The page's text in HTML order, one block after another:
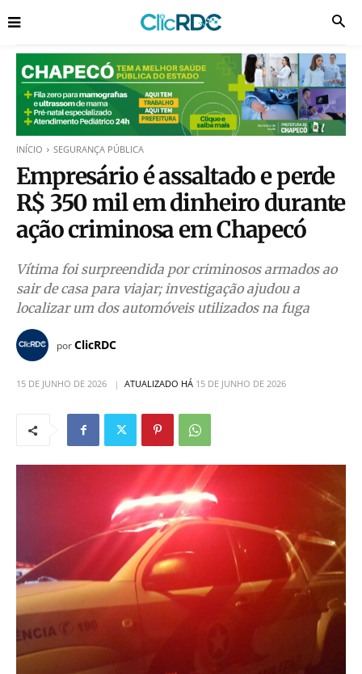
INÍCIO SEGURANÇA PÚBLICA
Empresário é assaltado e perde
R$ 350 mil em dinheiro durante
ação criminosa em Chapecó
Vítima foi surpreendida por criminosos armados ao
sair de casa para viajar; investigação ajudou a
localizar um dos automóveis utilizados na fuga
porClicRDC
15 DE JUNHO DE 2026 ATUALIZADO HÁ 15 DE JUNHO DE 2026